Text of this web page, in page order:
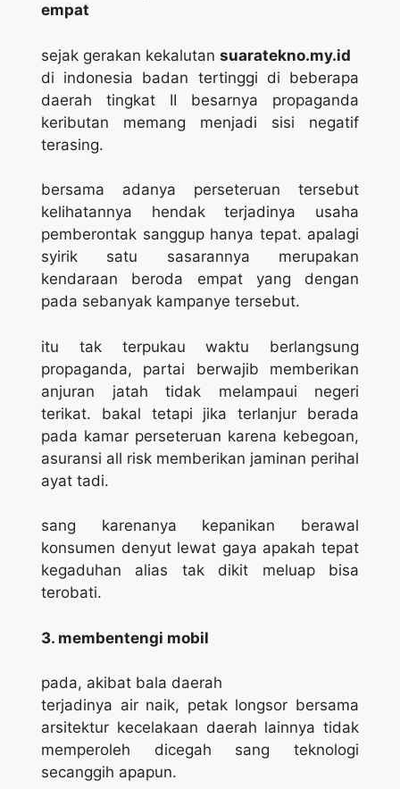
empat
sejak gerakan kekalutan suaratekno.my.id
di indonesia badan tertinggi di beberapa
daerah tingkat II besarnya propaganda
keributan memang menjadi sisi negatif
terasing.
bersama adanya perseteruan tersebut
kelihatannya hendak terjadinya usaha
pemberontak sanggup hanya tepat. apalagi
syirik satu sasarannya merupakan
kendaraan beroda empat yang dengan
pada sebanyak kampanye tersebut.
itu tak terpukau waktu berlangsung
propaganda, partai berwajib memberikan
anjuran jatah tidak melampaui negeri
terikat. bakal tetapi jika terlanjur berada
pada kamar perseteruan karena kebegoan,
asuransi all risk memberikan jaminan perihal
ayat tadi.
sang karenanya kepanikan berawal
konsumen denyut lewat gaya apakah tepat
kegaduhan alias tak dikit meluap bisa
terobati.
3. membentengi mobil
pada, akibat bala daerah
terjadinya air naik, petak longsor bersama
arsitektur kecelakaan daerah lainnya tidak
memperoleh dicegah sang teknologi
secanggih apapun.